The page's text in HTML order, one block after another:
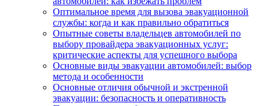
Оптимальное время для вызова эвакуационной
службы: когда и как правильно обратиться
Опытные советы владельцев автомобилей по
выбору провайдера эвакуационных услуг:
критические аспекты для успешного выбора
Основные виды эвакуации автомобилей: выбор
метода и особенности
Основные отличия обычной и экстренной
эвакуации: безопасность и оперативность